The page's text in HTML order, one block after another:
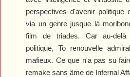
perspectives d'avenir politique
via un genre jusque là
film de triades. Car au-
politique, To renouvelle
mafieux. Ce que n'a pas su
remake sans âme de Infernal